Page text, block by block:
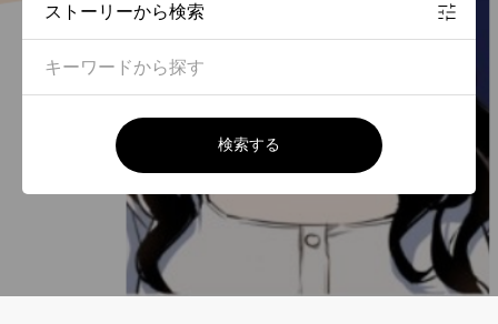
ストーリーから検索
検索する